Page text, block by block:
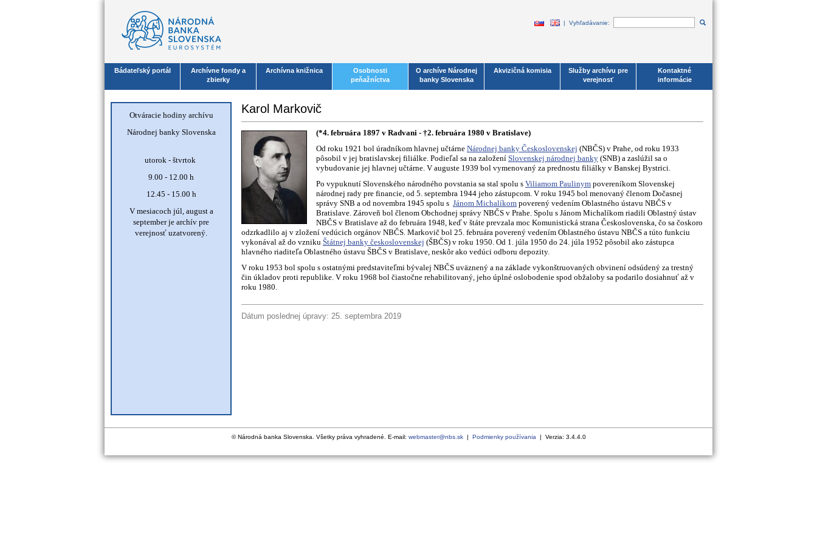
| Vyhľadávanie:
Bádateľský portál
Archívne fondy a
zbierky
Archívna knižnica
Osobnosti
peňažníctva
O archíve Národnej
banky Slovenska
Akvizičná komisia
Služby archívu pre
verejnosť
Kontaktné
informácie
Otváracie hodiny archívu
Národnej banky Slovenska
utorok - štvrtok
9.00 - 12.00 h
12.45 - 15.00 h
V mesiacoch júl, august a
september je archív pre
verejnosť uzatvorený.
Karol Markovič
(*4. februára 1897 v Radvani - †2. februára 1980 v Bratislave)
Od roku 1921 bol úradníkom hlavnej učtárne Národnej banky Československej (NBČS) v Prahe, od roku 1933
pôsobil v jej bratislavskej filiálke. Podieľal sa na založení Slovenskej národnej banky (SNB) a zaslúžil sa o
vybudovanie jej hlavnej učtárne. V auguste 1939 bol vymenovaný za prednostu filiálky v Banskej Bystrici.
Po vypuknutí Slovenského národného povstania sa stal spolu s Viliamom Paulinym povereníkom Slovenskej
národnej rady pre financie, od 5. septembra 1944 jeho zástupcom. V roku 1945 bol menovaný členom Dočasnej
správy SNB a od novembra 1945 spolu s Jánom Michalíkom poverený vedením Oblastného ústavu NBČS v
Bratislave. Zároveň bol členom Obchodnej správy NBČS v Prahe. Spolu s Jánom Michalíkom riadili Oblastný ústav
NBČS v Bratislave až do februára 1948, keď v štáte prevzala moc Komunistická strana Československa, čo sa čoskoro
odzrkadlilo aj v zložení vedúcich orgánov NBČS. Markovič bol 25. februára poverený vedením Oblastného ústavu NBČS a túto funkciu
vykonával až do vzniku Štátnej banky československej (ŠBČS) v roku 1950. Od 1. júla 1950 do 24. júla 1952 pôsobil ako zástupca
hlavného riaditeľa Oblastného ústavu ŠBČS v Bratislave, neskôr ako vedúci odboru depozity.
V roku 1953 bol spolu s ostatnými predstaviteľmi bývalej NBČS uväznený a na základe vykonštruovaných obvinení odsúdený za trestný
čin úkladov proti republike. V roku 1968 bol čiastočne rehabilitovaný, jeho úplné oslobodenie spod obžaloby sa podarilo dosiahnuť až v
roku 1980.
Dátum poslednej úpravy: 25. septembra 2019
© Národná banka Slovenska. Všetky práva vyhradené. E-mail: webmaster@nbs.sk| Podmienky používania | Verzia: 3.4.4.0